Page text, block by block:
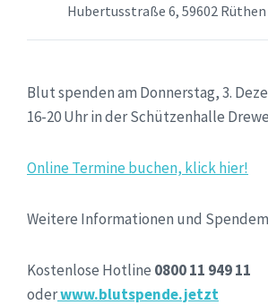
Hubertusstraße 6, 59602 Rüthen
Blut spenden am Donnerstag, 3.
16-20 Uhr in der Schützenhalle
Online Termine buchen, klick hier!
Weitere Informationen und
Kostenlose Hotline 0800 11 949 11
oderwww.blutspende.jetzt